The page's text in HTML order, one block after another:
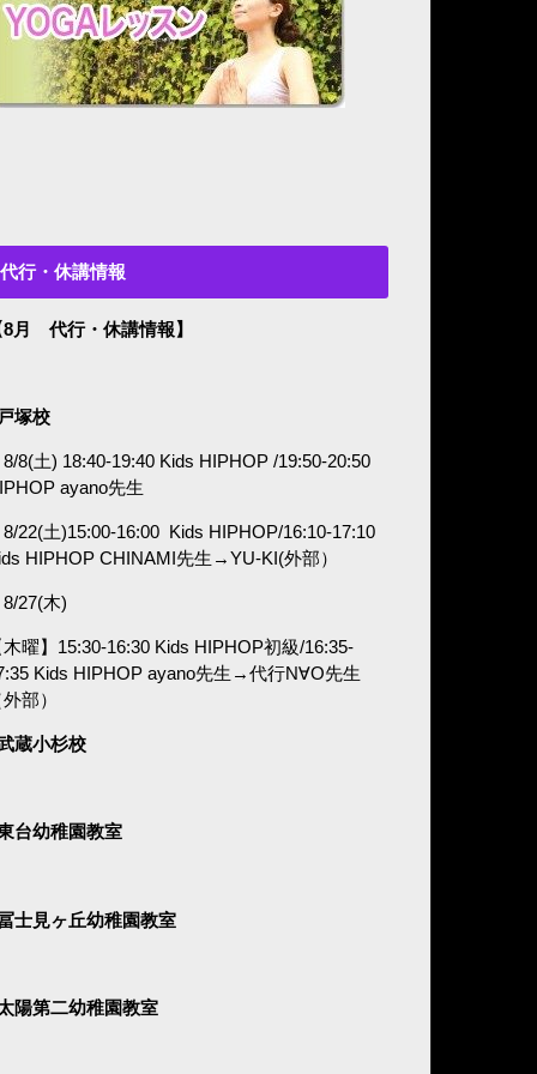
代行・休講情報
8月 代行・休講情報】
塚校
8/8(土) 18:40-19:40 Kids HIPHOP /19:50-20:50
ayano先生
8/22(土)15:00-16:00
Kids HIPHOP/16:10-17:10
HIPHOP CHINAMI 先生→YU-KI(外部）
8/27(木)
木曜】15:30-16:30 Kids HIPHOP初級/16:35-
Kids HIPHOP ayano先生→代行N∀O先生
外部）
蔵小杉校
台幼稚園教室
士見ヶ丘幼稚園教室
陽第二幼稚園教室